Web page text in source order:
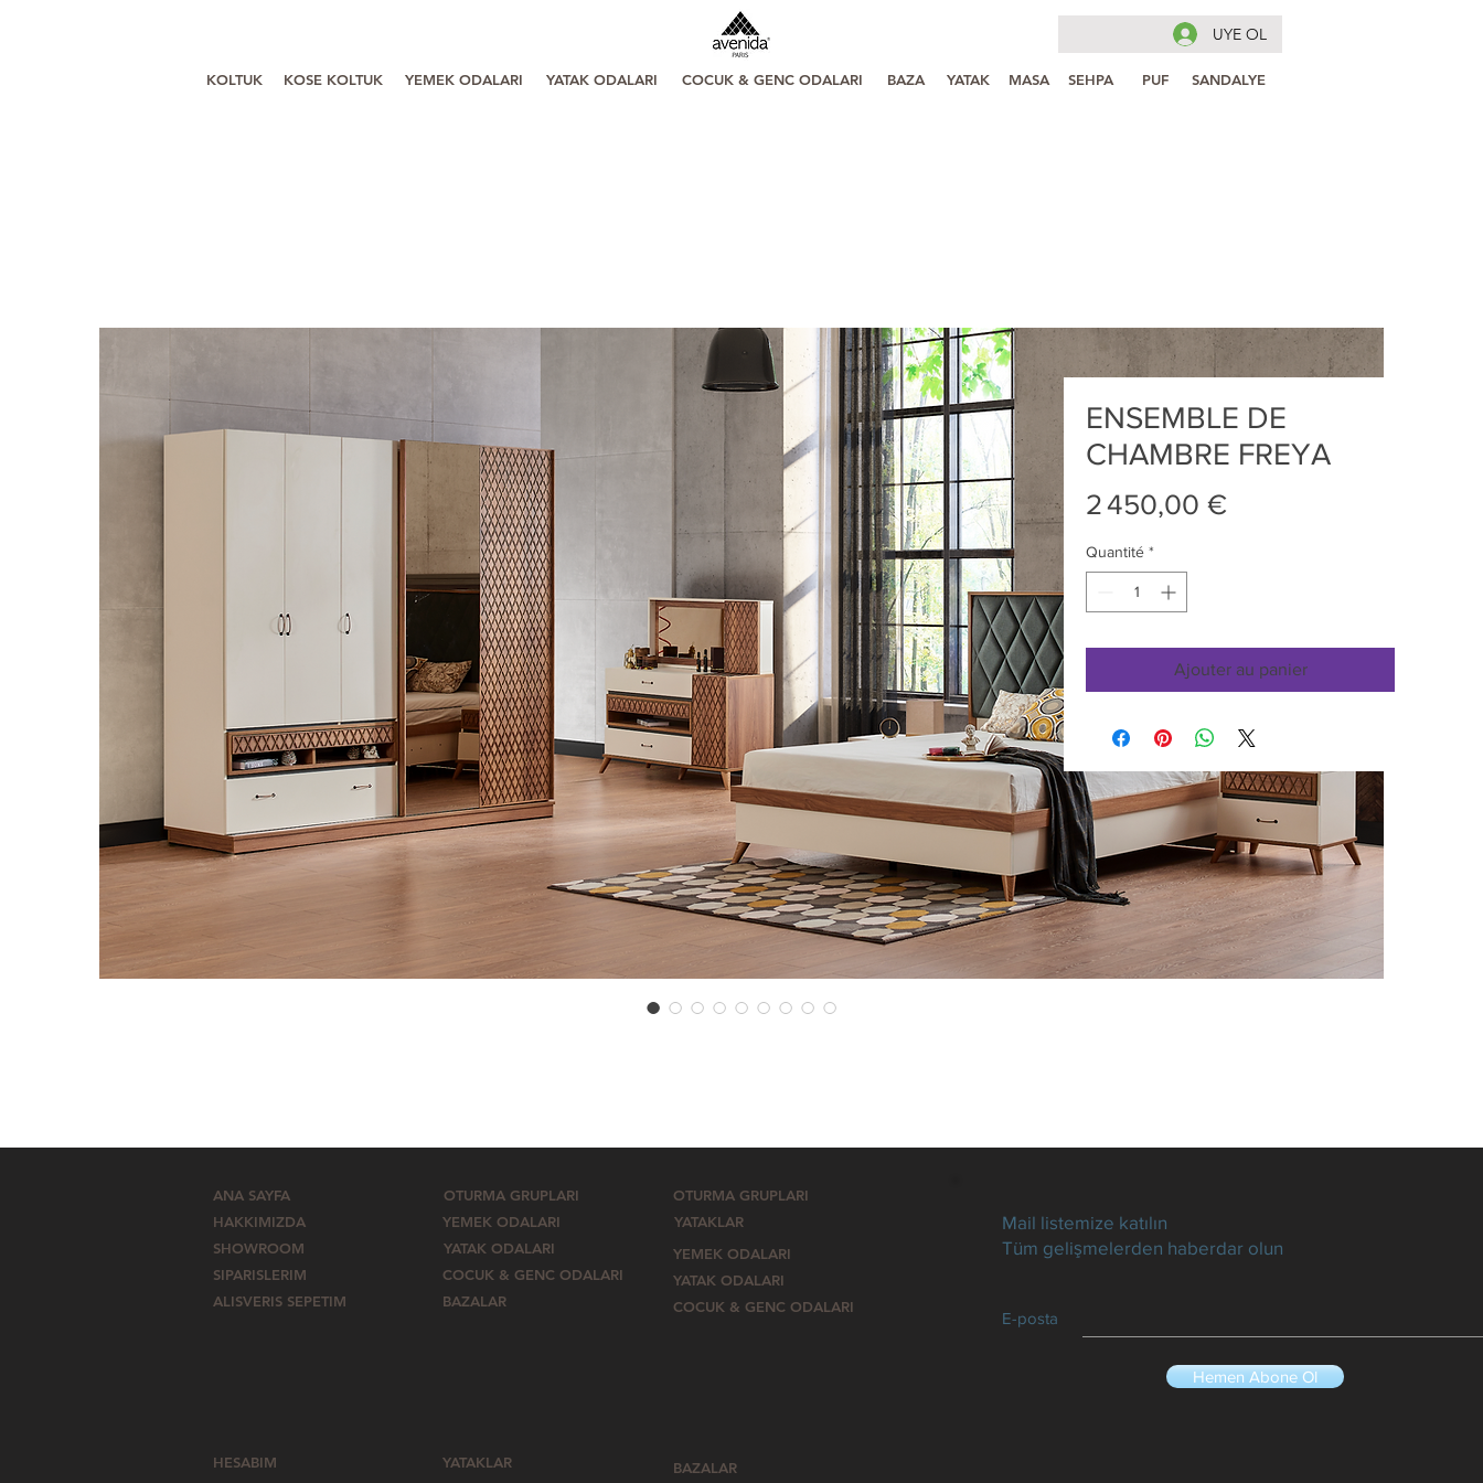
KOLTUK KOSE KOLTUK YEMEK ODALARI YATAK ODALARI COCUK & GENC ODALARI
UYE OL
BAZA YATAK MASA SEHPA PUF SANDALYE
ENSEMBLE DE
CHAMBRE FREYA
2 450,00 €
Quantité *
Ajouter au panier
ANA SAYFA
HAKKIMIZDA
SHOWROOM
SIPARISLERIM
ALISVERIS SEPETIM
OTURMA GRUPLARI
YEMEK ODALARI
YATAK ODALARI
COCUK & GENC ODALARI
BAZALAR
OTURMA GRUPLARI
YATAKLAR
YEMEK ODALARI
YATAK ODALARI
COCUK & GENC ODALARI
HESABIM
YATAKLAR
BAZALAR
Mail listemize katılın
Tüm gelişmelerden haberdar olun
E-posta
Hemen Abone Ol